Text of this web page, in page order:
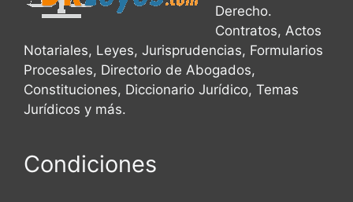
Derecho.
Contratos, Actos
Notariales, Leyes, Jurisprudencias, Formularios
Procesales, Directorio de Abogados,
Constituciones, Diccionario Jurídico, Temas
Jurídicos y más.
Condiciones